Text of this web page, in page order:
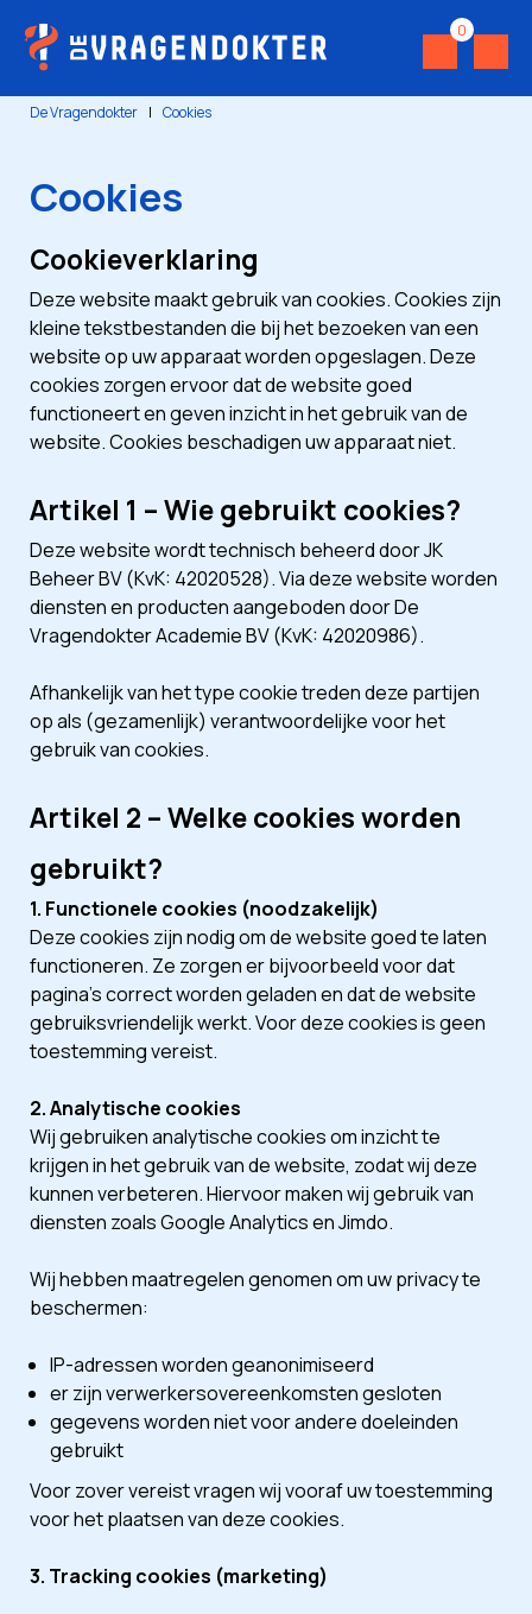
0
De Vragendokter | Cookies
Cookies
Cookieverklaring
Deze website maakt gebruik van cookies. Cookies zijn
kleine tekstbestanden die bij het bezoeken van een
website op uw apparaat worden opgeslagen. Deze
cookies zorgen ervoor dat de website goed
functioneert en geven inzicht in het gebruik van de
website. Cookies beschadigen uw apparaat niet.
Artikel 1 – Wie gebruikt cookies?
Deze website wordt technisch beheerd door JK
Beheer BV (KvK: 42020528). Via deze website worden
diensten en producten aangeboden door De
Vragendokter Academie BV (KvK: 42020986).
Afhankelijk van het type cookie treden deze partijen
op als (gezamenlijk) verantwoordelijke voor het
gebruik van cookies.
Artikel 2 – Welke cookies worden
gebruikt?
1. Functionele cookies (noodzakelijk)
Deze cookies zijn nodig om de website goed te laten
functioneren. Ze zorgen er bijvoorbeeld voor dat
pagina’s correct worden geladen en dat de website
gebruiksvriendelijk werkt. Voor deze cookies is geen
toestemming vereist.
2. Analytische cookies
Wij gebruiken analytische cookies om inzicht te
krijgen in het gebruik van de website, zodat wij deze
kunnen verbeteren. Hiervoor maken wij gebruik van
diensten zoals Google Analytics en Jimdo.
Wij hebben maatregelen genomen om uw privacy te
beschermen:
IP-adressen worden geanonimiseerd
er zijn verwerkersovereenkomsten gesloten
gegevens worden niet voor andere doeleinden
gebruikt
Voor zover vereist vragen wij vooraf uw toestemming
voor het plaatsen van deze cookies.
3. Tracking cookies (marketing)